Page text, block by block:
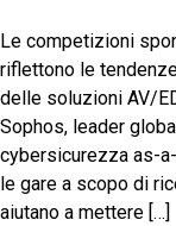
Le competizioni
riflettono le
delle soluzioni AV/
Sophos, leader
cybersicurezza as-
le gare a scopo di
aiutano a mettere […]